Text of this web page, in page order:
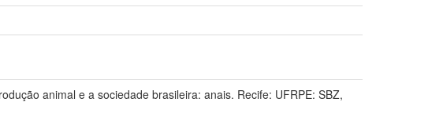
animal e a sociedade brasileira: anais. Recife: UFRPE: SBZ,